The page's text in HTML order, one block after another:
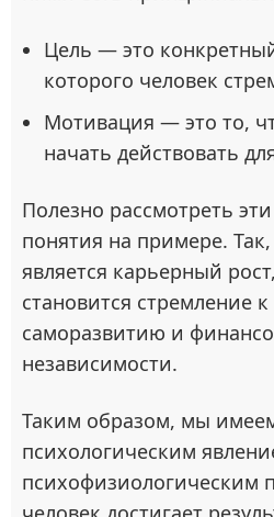
Цель — это
которого человек
Мотивация — это то,
начать действовать
Полезно рассмотреть
понятия на примере.
является карьерный
становится стремление
саморазвитию и
независимости.
Таким образом, мы
психологическим
психофизиологическим